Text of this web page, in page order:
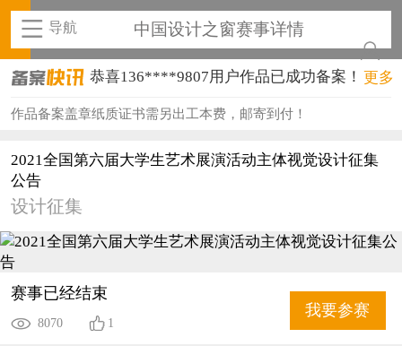
导航 中国设计之窗赛事详情
恭喜136****9807用户作品已成功备案！
恭喜159****4930用户作品已成功备案！
恭喜133****6466用户作品已成功备案！
恭喜131****1475用户作品已成功备案！
恭喜133****8874用户作品已成功备案！
更多
作品备案盖章纸质证书需另出工本费，邮寄到付！
2021全国第六届大学生艺术展演活动主体视觉设计征集
公告
设计征集
赛事已经结束
8070 1
我要参赛